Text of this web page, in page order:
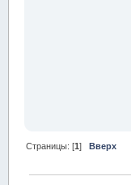
Страницы: [1] Вверх